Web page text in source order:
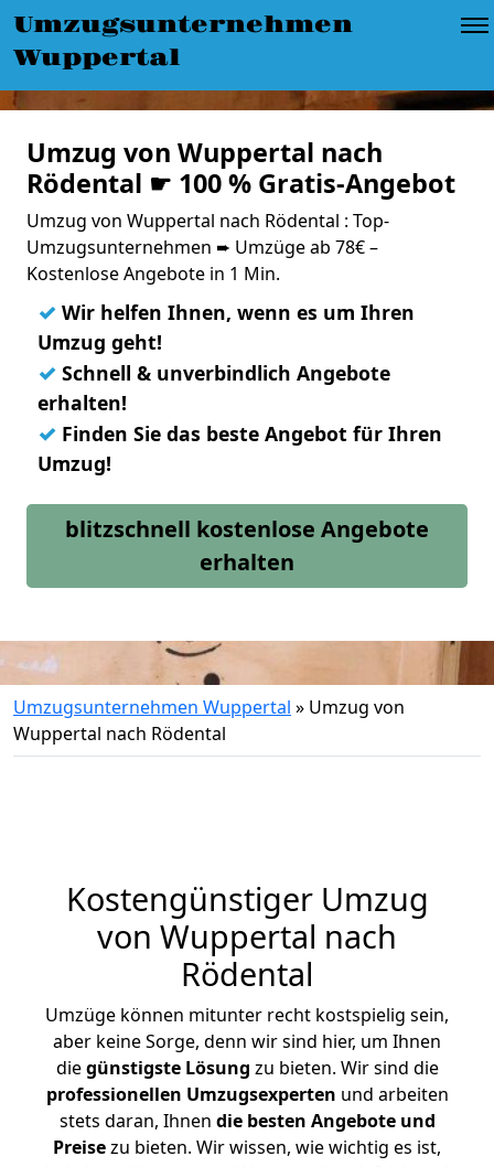
Umzugsunternehmen
Wuppertal
Umzug von Wuppertal nach
Rödental ☛ 100 % Gratis-Angebot
Umzug von Wuppertal nach Rödental : Top-
Umzugsunternehmen ➨ Umzüge ab 78€ –
Kostenlose Angebote in 1 Min.
✓ Wir helfen Ihnen, wenn es um Ihren
Umzug geht!
✓ Schnell & unverbindlich Angebote
erhalten!
✓ Finden Sie das beste Angebot für Ihren
Umzug!
blitzschnell kostenlose Angebote
erhalten
Umzugsunternehmen Wuppertal » Umzug von
Wuppertal nach Rödental
Kostengünstiger Umzug
von Wuppertal nach
Rödental
Umzüge können mitunter recht kostspielig sein,
aber keine Sorge, denn wir sind hier, um Ihnen
diegünstigste Lösung zu bieten. Wir sind die
professionellen Umzugsexperten und arbeiten
stets daran, Ihnen die besten Angebote und
Preisezu bieten. Wir wissen, wie wichtig es ist,